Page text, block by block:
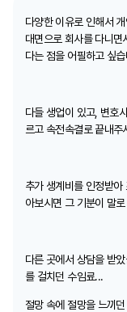
다양한 이유로 인해서
대면으로 회사를 다니
다는 점을 어필하고 싶
다들 생업이 있고, 변호
르고 속전속결로 끝내
추가 생계비를 인정받
아보시면 그 기분이 말
다른 곳에서 상담을 받
를 걸치던 수임료...
절망 속에 절망을 느끼